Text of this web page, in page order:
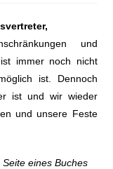
und
immer noch nicht
ist. Dennoch
ist und wir wieder
und unsere Feste
eines Buches